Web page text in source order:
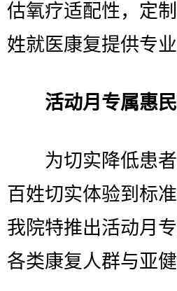
估氧疗适配性，定
姓就医康复提供专
活动月专属惠
为切实降低患者
百姓切实体验到标
我院特推出活动月
各类康复人群与亚